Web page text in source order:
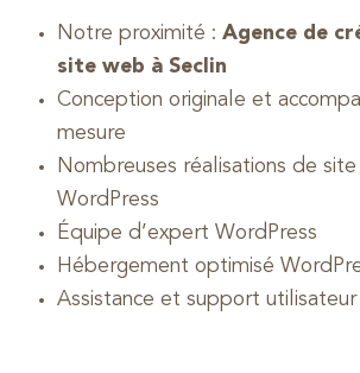
Notre proximité : Agence de
site web à Seclin
Conception originale et
mesure
Nombreuses réalisations de
WordPress
Équipe d’expert WordPress
Hébergement optimisé
Assistance et support utilisateur